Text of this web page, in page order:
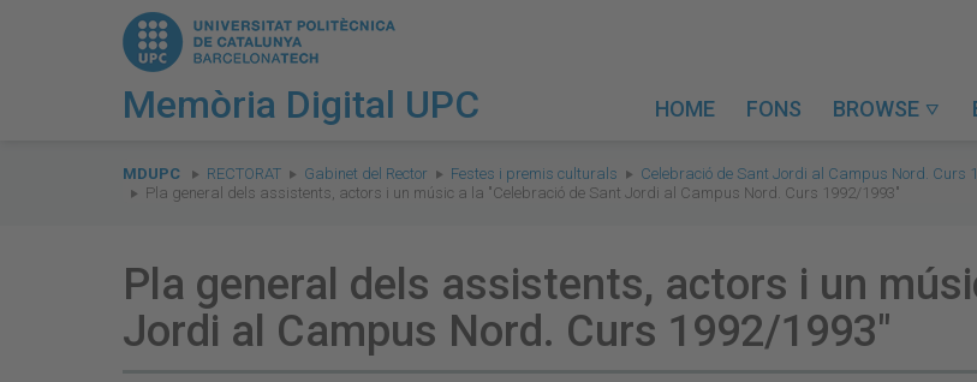
Memòria Digital UPC HOME FONS BROWSE 
are
here:
MDUPC RECTORAT Gabinet del Rector Festes i premis culturals
Celebració de Sant Jordi al Campus Nord. Curs
Pla general dels assistents, actors i un músic a la "Celebració de Sant Jordi al Campus Nord. Curs 1992/1993"
Pla general dels assistents, actors i un
Jordi al Campus Nord. Curs 1992/1993"